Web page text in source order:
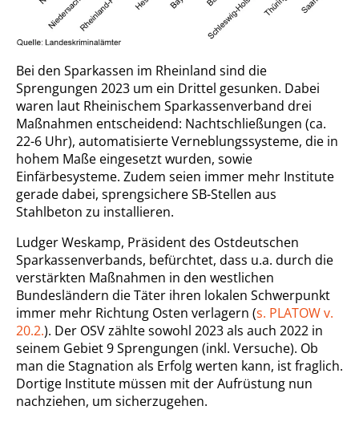
Bei den Sparkassen im Rheinland sind die
Sprengungen 2023 um ein Drittel gesunken. Dabei
waren laut Rheinischem Sparkassenverband drei
Maßnahmen entscheidend: Nachtschließungen (ca.
22-6 Uhr), automatisierte Verneblungssysteme, die in
hohem Maße eingesetzt wurden, sowie
Einfärbesysteme. Zudem seien immer mehr Institute
gerade dabei, sprengsichere SB-Stellen aus
Stahlbeton zu installieren.
Ludger Weskamp, Präsident des Ostdeutschen
Sparkassenverbands, befürchtet, dass u.a. durch die
verstärkten Maßnahmen in den westlichen
Bundesländern die Täter ihren lokalen Schwerpunkt
immer mehr Richtung Osten verlagern (s. PLATOW v.
20.2.). Der OSV zählte sowohl 2023 als auch 2022 in
seinem Gebiet 9 Sprengungen (inkl. Versuche). Ob
man die Stagnation als Erfolg werten kann, ist fraglich.
Dortige Institute müssen mit der Aufrüstung nun
nachziehen, um sicherzugehen.